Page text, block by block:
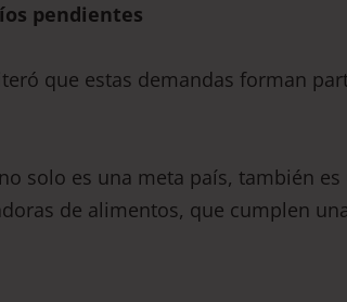
pendientes
que estas demandas forman
solo es una meta país, también
de alimentos, que cumplen